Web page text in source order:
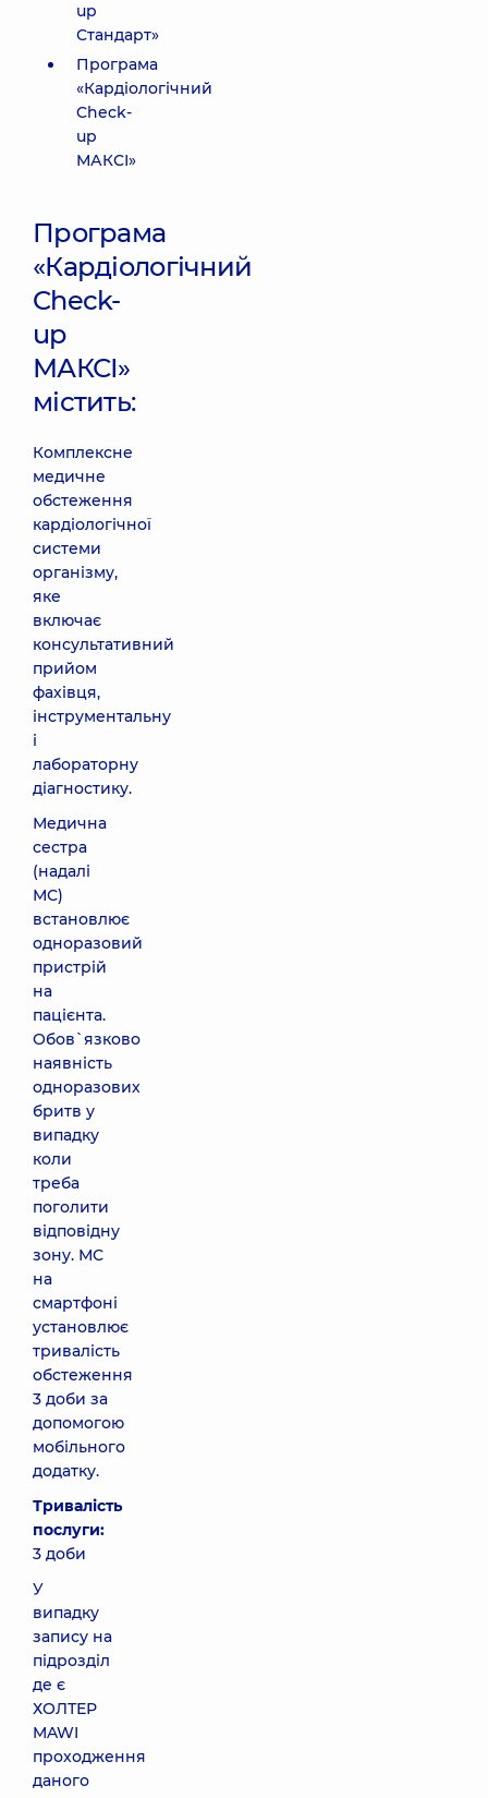
up
Стандарт»
Програма
«Кардіологічний
Check-
up
МАКСІ»
Програма
«Кардіологічний
Check-
up
МАКСІ»
містить:
Комплексне
медичне
обстеження
кардіологічної
системи
організму,
яке
включає
консультативний
прийом
фахівця,
інструментальну
і
лабораторну
діагностику.
Медична
сестра
(надалі
МС)
встановлює
одноразовий
пристрій
на
пацієнта.
Обов`язково
наявність
одноразових
бритв у
випадку
коли
треба
поголити
відповідну
зону. МС
на
смартфоні
установлює
тривалість
обстеження
3 доби за
допомогою
мобільного
додатку.
Тривалість
послуги:
3 доби
У
випадку
запису на
підрозділ
де є
ХОЛТЕР
MAWI
проходження
даного